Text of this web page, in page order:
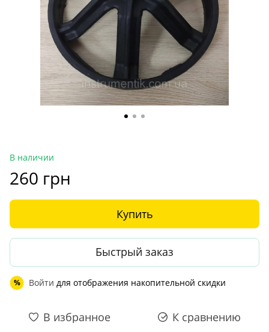
В наличии
260 грн
Купить
Быстрый заказ
% Войти для отображения накопительной скидки
В избранное К сравнению